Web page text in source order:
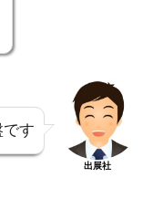
す
出展社